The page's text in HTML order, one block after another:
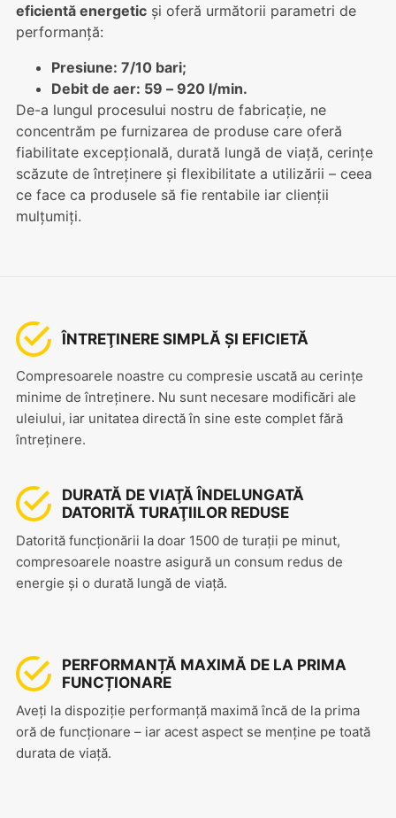
eficientă energetic și oferă următorii parametri de
performanță:
Presiune: 7/10 bari;
Debit de aer: 59 – 920 l/min.
De-a lungul procesului nostru de fabricație, ne
concentrăm pe furnizarea de produse care oferă
fiabilitate excepțională, durată lungă de viață, cerințe
scăzute de întreținere și flexibilitate a utilizării – ceea
ce face ca produsele să fie rentabile iar clienții
mulțumiți.
ÎNTREŢINERE SIMPLĂ ȘI EFICIETĂ
Compresoarele noastre cu compresie uscată au cerințe
minime de întreținere. Nu sunt necesare modificări ale
uleiului, iar unitatea directă în sine este complet fără
întreținere.
DURATĂ DE VIAŢĂ ÎNDELUNGATĂ
DATORITĂ TURAŢIILOR REDUSE
Datorită funcționării la doar 1500 de turații pe minut,
compresoarele noastre asigură un consum redus de
energie și o durată lungă de viață.
PERFORMANȚĂ MAXIMĂ DE LA PRIMA
FUNCȚIONARE
Aveți la dispoziție performanţă maximă încă de la prima
oră de funcţionare – iar acest aspect se menţine pe toată
durata de viaţă.